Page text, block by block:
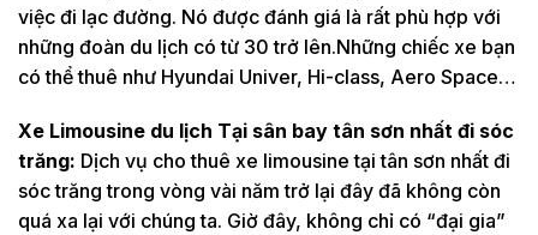
việc đi lạc đường. Nó được đánh giá là rất phù hợp với
những đoàn du lịch có từ 30 trở lên.Những chiếc xe bạn
có thể thuê như Hyundai Univer, Hi-class, Aero Space…
Xe Limousine du lịch Tại sân bay tân sơn nhất đi sóc
trăng: Dịch vụ cho thuê xe limousine tại tân sơn nhất đi
sóc trăng trong vòng vài năm trở lại đây đã không còn
quá xa lại với chúng ta. Giờ đây, không chỉ có “đại gia”